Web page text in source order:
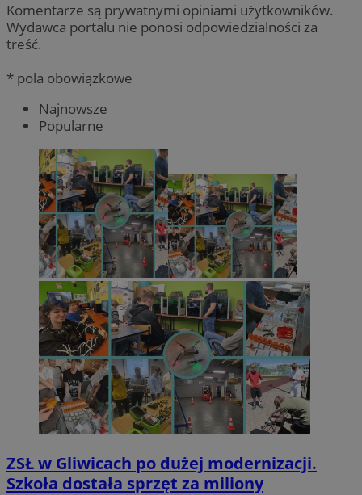
Komentarze są prywatnymi opiniami użytkowników.
Wydawca portalu nie ponosi odpowiedzialności za
treść.
* pola obowiązkowe
Najnowsze
Popularne
ZSŁ w Gliwicach po dużej modernizacji.
Szkoła dostała sprzęt za miliony